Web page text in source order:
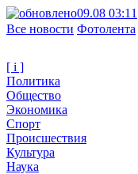
09.08 03:11
Все новости Фотолента
[ i ]
Политика
Общество
Экономика
Спорт
Происшествия
Культура
Наука